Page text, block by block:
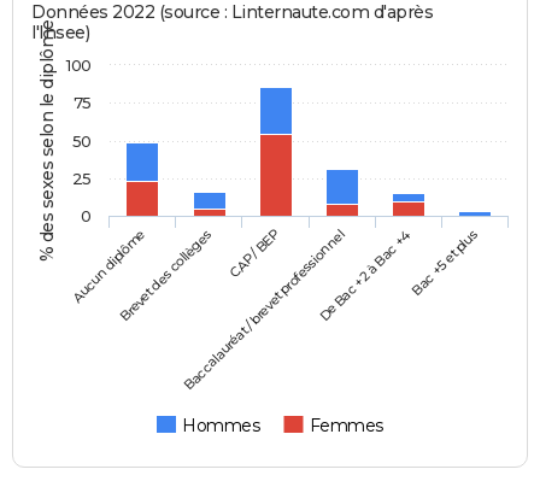
% des sexes selon le diplôme
Données 2022 (source : Linternaute.com d'après
l'Insee)
Hommes Femmes
Aucun diplômeBrevet des collèges CAP / BEP
Baccalauréat / brevet professionnelDe Bac +2 à Bac +4Bac +5 et plus
0
25
50
75
100